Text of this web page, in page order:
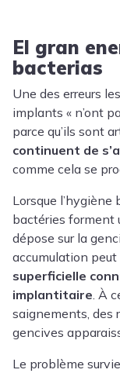
El gran
bacterias
Une des erreurs
implants « n’ont
parce qu’ils sont
continuent de
comme cela se
Lorsque l’hygiène
bactéries forment
dépose sur la
accumulation peut
superficielle
implantitaire. À
saignements, des
gencives
Le problème